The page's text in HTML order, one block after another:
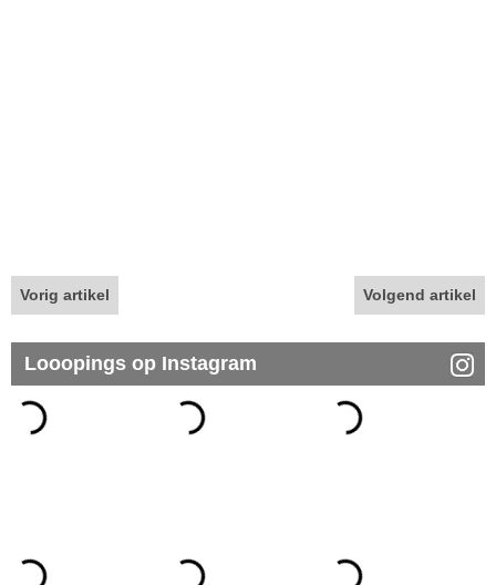
Vorig artikel Volgend artikel
Looopings op Instagram